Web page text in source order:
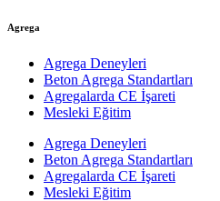
Agrega
Agrega Deneyleri
Beton Agrega Standartları
Agregalarda CE İşareti
Mesleki Eğitim
Agrega Deneyleri
Beton Agrega Standartları
Agregalarda CE İşareti
Mesleki Eğitim